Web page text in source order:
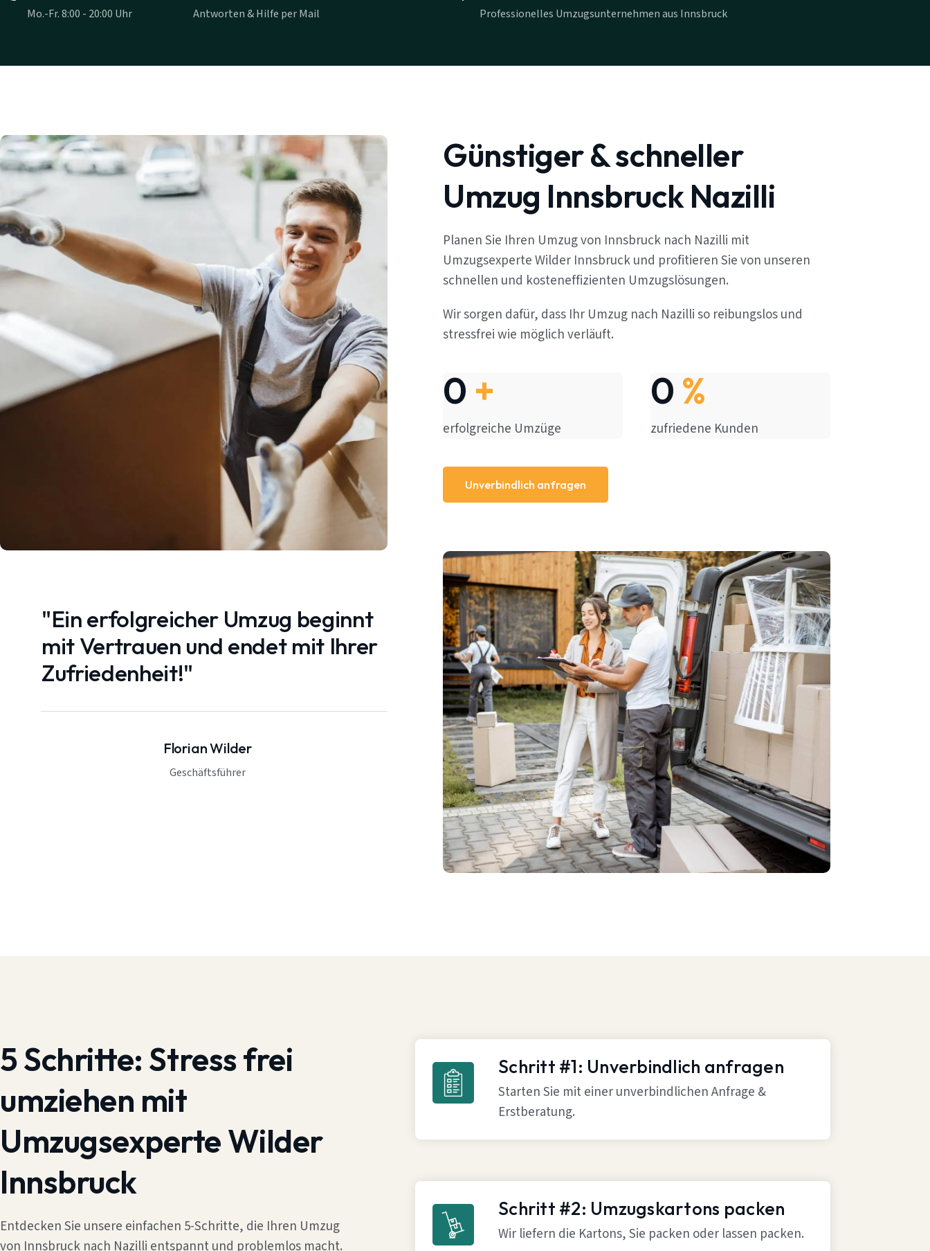
Mo.-Fr. 8:00 - 20:00 Uhr Antworten & Hilfe per Mail Professionelles Umzugsunternehmen aus Innsbruck
"Ein erfolgreicher Umzug beginnt
mit Vertrauen und endet mit Ihrer
Zufriedenheit!"
Florian Wilder
Geschäftsführer
Günstiger & schneller
Umzug Innsbruck Nazilli
Planen Sie Ihren Umzug von Innsbruck nach Nazilli mit
Umzugsexperte Wilder Innsbruck und profitieren Sie von unseren
schnellen und kosteneffizienten Umzugslösungen.
Wir sorgen dafür, dass Ihr Umzug nach Nazilli so reibungslos und
stressfrei wie möglich verläuft.
0 +
erfolgreiche Umzüge
0 %
zufriedene Kunden
Unverbindlich anfragen
5 Schritte: Stress frei
umziehen mit
Umzugsexperte Wilder
Innsbruck
Entdecken Sie unsere einfachen 5-Schritte, die Ihren Umzug
von Innsbruck nach Nazilli entspannt und problemlos macht.
Schritt #1: Unverbindlich anfragen
Starten Sie mit einer unverbindlichen Anfrage &
Erstberatung.
Schritt #2: Umzugskartons packen
Wir liefern die Kartons, Sie packen oder lassen packen.